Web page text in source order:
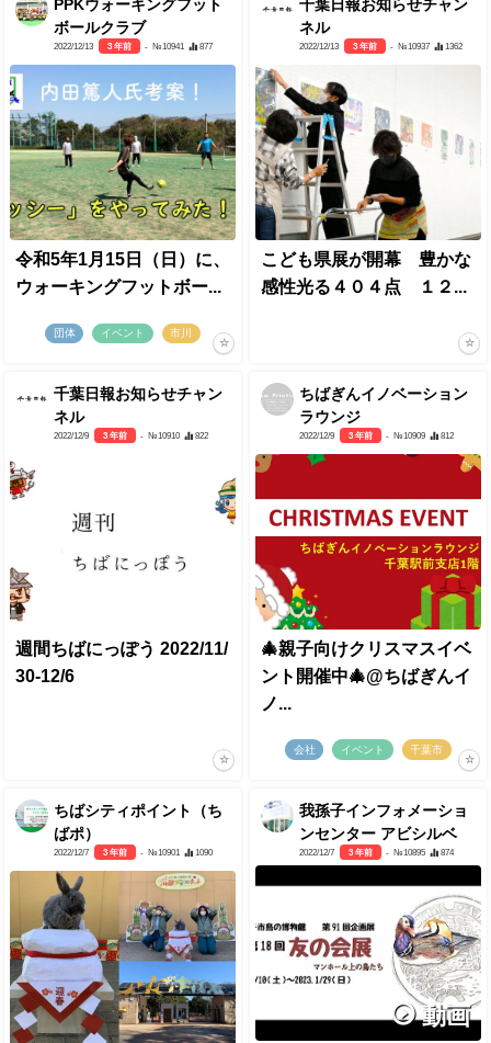
PPKウォーキングフット
ボールクラブ
2022/12/13 3 年前 - №10941 877
令和5年1月15日（日）に、
ウォーキングフットボー...
団体 イベント 市川
千葉日報お知らせチャン
ネル
2022/12/13 3 年前 - №10937 1362
こども県展が開幕 豊かな
感性光る４０４点 １２...
千葉日報お知らせチャン
ネル
2022/12/9 3 年前 - №10910 822
週間ちばにっぽう 2022/11/
30-12/6
ちばぎんイノベーション
ラウンジ
2022/12/9 3 年前 - №10909 812
🎄親子向けクリスマスイベ
ント開催中🎄@ちばぎんイ
ノ...
会社 イベント 千葉市
ちばシティポイント（ち
ばポ）
2022/12/7 3 年前 - №10901 1090
我孫子インフォメーショ
ンセンター アビシルベ
2022/12/7 3 年前 - №10895 874
動画